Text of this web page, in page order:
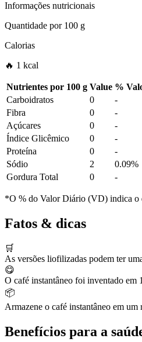
Informações nutricionais
Quantidade por100 g
Calorias
🔥 1 kcal
Nutrientes por 100 g Value %
Carboidratos
0
-
Fibra
0
-
Açúcares
0
-
Índice Glicêmico
0
-
Proteína
0
-
Sódio
2
0.09%
Gordura Total
0 -
*O % do Valor Diário (VD) indica o
Fatos & dicas
🛒
As versões liofilizadas podem ter
😋
O café instantâneo foi inventado em
📦
Armazene o café instantâneo em
Benefícios para a